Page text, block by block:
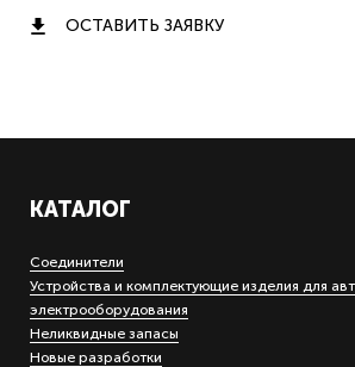
ОСТАВИТЬ ЗАЯВКУ
КАТАЛОГ
Соединители
Устройства и комплектующие изделия для
электрооборудования
Неликвидные запасы
Новые разработки